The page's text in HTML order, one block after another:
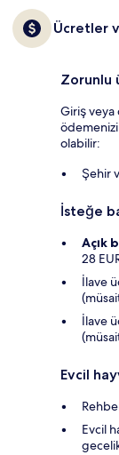
Ücretler
Zorunlu
Giriş veya
olabilir:
Şehir
İsteğe
Açık
28
İlave
İlave
Evcil
Evcil